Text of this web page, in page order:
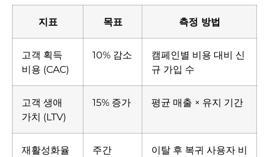
지표 목표 측정 방법
고객 획득
비용 (CAC)
10% 감소
캠페인별 비용 대비 신
규 가입 수
고객 생애
가치 (LTV)
15% 증가 평균 매출 × 유지 기간
재활성화율
주간
이탈 후 복귀 사용자 비